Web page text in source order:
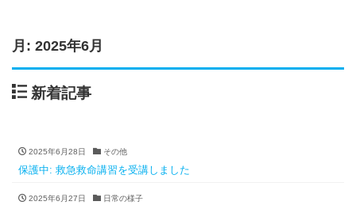
月: 2025年6月
新着記事
2025年6月28日 その他
保護中: 救急救命講習を受講しました
2025年6月27日 日常の様子